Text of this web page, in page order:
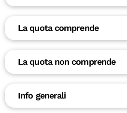
La quota comprende
La quota non comprende
Info generali